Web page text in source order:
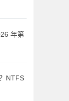
年第
NTFS